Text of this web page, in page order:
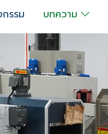
รรม บทความ